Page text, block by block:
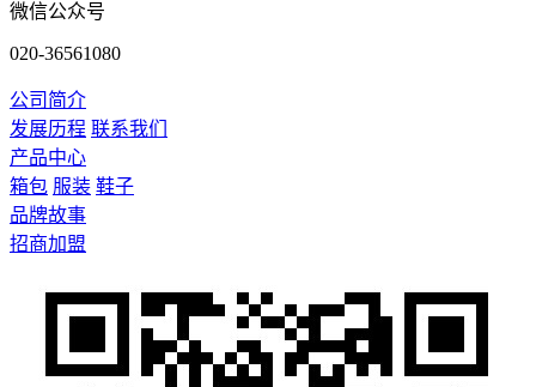
微信公众号
020-36561080
公司简介
发展历程 联系我们
产品中心
箱包 服装 鞋子
品牌故事
招商加盟